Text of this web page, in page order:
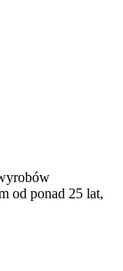
od ponad 25 lat,